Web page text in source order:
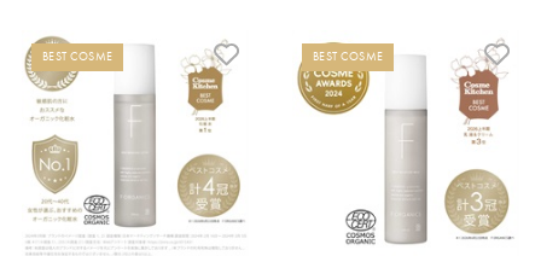
新着順
発売日順
価格が安い
レビュー評価が高い順
BEST COSME BEST COSME